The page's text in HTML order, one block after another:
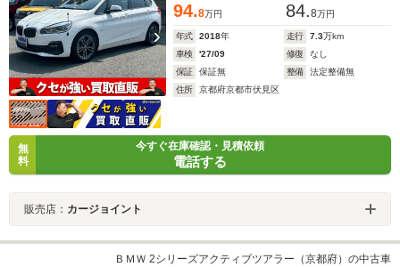
94.8万円 84.8万円
年式 2018年 走行 7.3万km
車検
'27/09 修復
なし
保証
保証無 整備
法定整備無
住所
京都府京都市伏見区
無
料
今すぐ在庫確認・見積依頼
電話する
販売店： カージョイント
ＢＭＷ 2シリーズアクティブツアラー（京都府）の中古車